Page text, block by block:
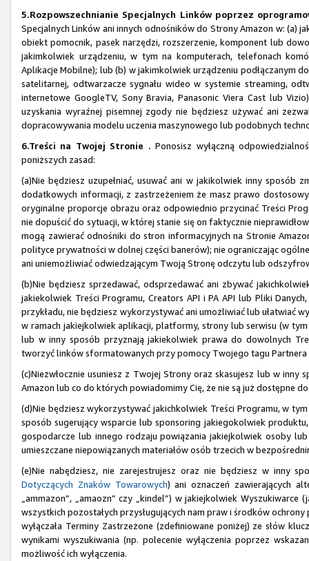
5.Rozpowszechnianie Specjalnych Linków poprzez
Specjalnych Linków ani innych odnośników do Strony Amazon w:
obiekt pomocnik, pasek narzędzi, rozszerzenie, komponent lub
jakimkolwiek urządzeniu, w tym na komputerach, telefonach
Aplikacje Mobilne); lub (b) w jakimkolwiek urządzeniu podłączanym
satelitarnej, odtwarzacze sygnału wideo w systemie streaming,
internetowe GoogleTV, Sony Bravia, Panasonic Viera Cast lub
uzyskania wyraźnej pisemnej zgody nie będziesz używać ani
dopracowywania modelu uczenia maszynowego lub podobnych
6.Treści na Twojej Stronie . Ponosisz wyłączną
poniższych zasad:
(a)Nie będziesz uzupełniać, usuwać ani w jakikolwiek inny sposób
dodatkowych informacji, z zastrzeżeniem że masz prawo
oryginalne proporcje obrazu oraz odpowiednio przycinać Treści
nie dopuścić do sytuacji, w której stanie się on faktycznie
mogą zawierać odnośniki do stron informacyjnych na Stronie
polityce prywatności w dolnej części banerów); nie ograniczając
ani uniemożliwiać odwiedzającym Twoją Stronę odczytu lub
(b)Nie będziesz sprzedawać, odsprzedawać ani zbywać
jakiekolwiek Treści Programu, Creators API i PA API lub Pliki
przykładu, nie będziesz wykorzystywać ani umożliwiać lub ułatwiać
w ramach jakiejkolwiek aplikacji, platformy, strony lub serwisu (w
lub w inny sposób przyznają jakiekolwiek prawa do dowolnych
tworzyć linków sformatowanych przy pomocy Twojego tagu
(c)Niezwłocznie usuniesz z Twojej Strony oraz skasujesz lub w
Amazon lub co do których powiadomimy Cię, że nie są już dostępne
(d)Nie będziesz wykorzystywać jakichkolwiek Treści Programu, w
sposób sugerujący wsparcie lub sponsoring jakiegokolwiek
gospodarcze lub innego rodzaju powiązania jakiejkolwiek osoby
umieszczane niepowiązanych materiałów osób trzecich w
(e)Nie nabędziesz, nie zarejestrujesz oraz nie będziesz w inny
Dotyczących Znaków Towarowych) ani oznaczeń zawierających
„ammazon”, „amaozn” czy „kindel”) w jakiejkolwiek
wszystkich pozostałych przysługujących nam praw i środków
wyłączała Terminy Zastrzeżone (zdefiniowane poniżej) ze słów
wynikami wyszukiwania (np. polecenie wyłączenia poprzez
możliwość ich wyłączenia.